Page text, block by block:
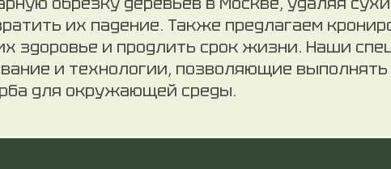
их падение. Также предлагаем
здоровье и продлить срок жизни. Наши
и технологии, позволяющие
для окружающей среды.